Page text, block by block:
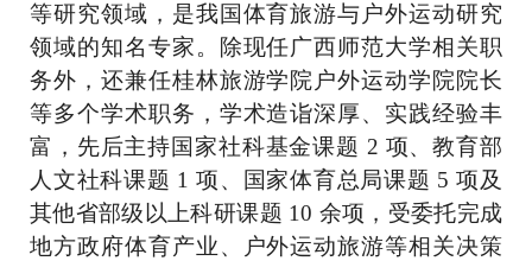
等研究领域，是我国体育旅游与户外运动研究
领域的知名专家。
除现任广西师范大学相关职
务外，还兼任桂林旅游学院户外运动学院院长
等多个学术职务，学术造诣深厚、实践经验丰
富 ， 先后主持国家社科基金课题 2 项、教育部
人文社科课题 1 项、国家体育总局课题 5 项及
其他省部级以上科研课题 10 余项，受委托完成
地方政府体育产业、户外运动旅游等相关决策